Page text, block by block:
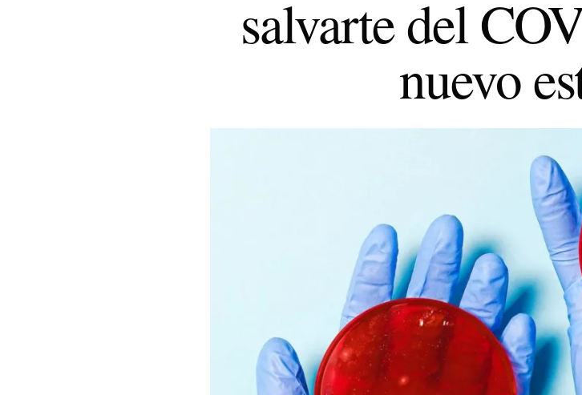
salvarte del
nuevo